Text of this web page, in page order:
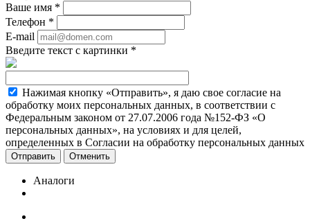
Ваше имя *
Телефон *
E-mail
Введите текст с картинки *
Нажимая кнопку «Отправить», я даю свое согласие на
обработку моих персональных данных, в соответствии с
Федеральным законом от 27.07.2006 года №152-ФЗ «О
персональных данных», на условиях и для целей,
определенных в Согласии на обработку персональных данных
Отменить
Аналоги